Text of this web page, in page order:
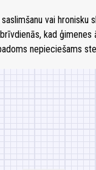
vai hronisku
kad ģimenes
nepieciešams